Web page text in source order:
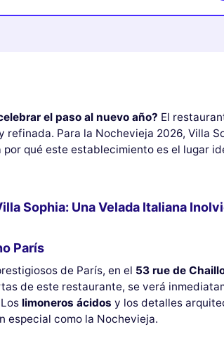
el paso al nuevo año? El
refinada. Para la Nochevieja 2026, Villa
qué este establecimiento es el lugar
Sophia: Una Velada Italiana
París
de París, en el 53 rue de
de este restaurante, se verá
limoneros ácidos y los detalles
especial como la Nochevieja.